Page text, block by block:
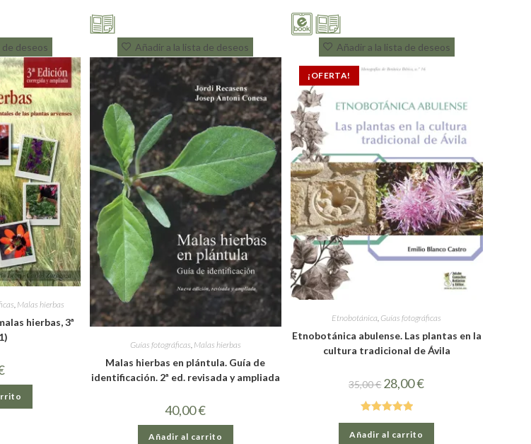
de deseos
Malas hierbas
hierbas, 3ª
Añadir a la lista de deseos
Guías fotográficas, Malas hierbas
Malas hierbas en plántula. Guía de
identificación. 2ª ed. revisada y ampliada
40,00€
Añadir al carrito
Añadir a la lista de deseos
¡OFERTA!
Etnobotánica, Guías fotográficas
Etnobotánica abulense. Las plantas en la
cultura tradicional de Ávila
35,00€ 28,00€
Valorado con
5.00de 5
Añadir al carrito